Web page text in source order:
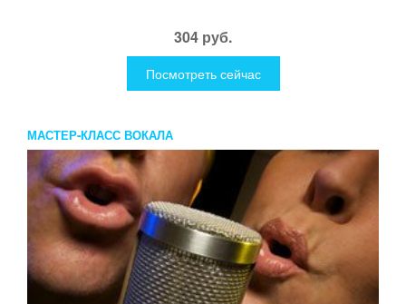
304 руб.
Посмотреть сейчас
МАСТЕР-КЛАСС ВОКАЛА